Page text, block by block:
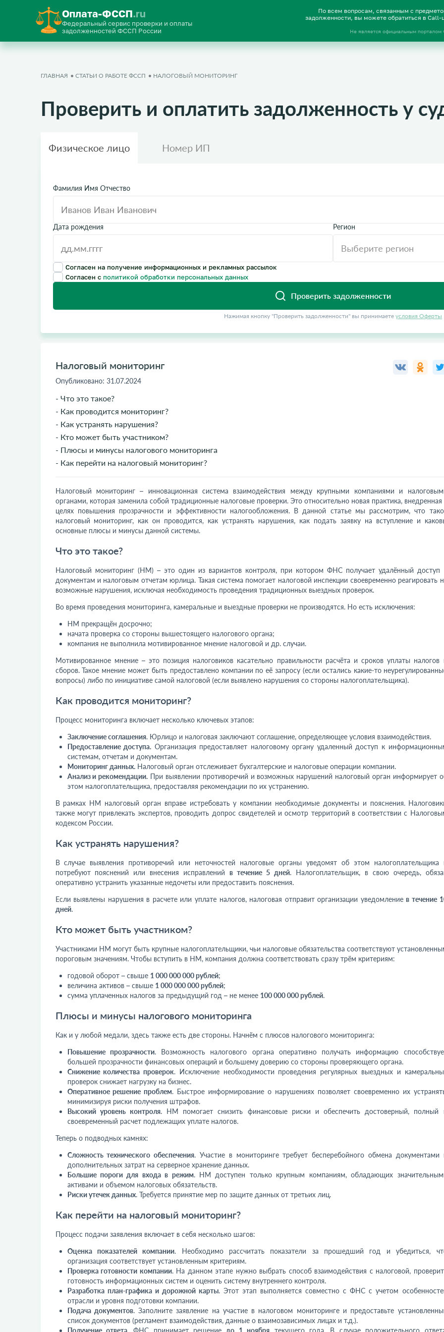
Оплата-ФССП.ru
Федеральный сервис проверки и оплаты
задолженностей ФССП России
По всем вопросам, связанным с
задолженности, вы можете обратиться в
Не является официальным
ГЛАВНАЯ СТАТЬИ О РАБОТЕ ФССП НАЛОГОВЫЙ МОНИТОРИНГ
Проверить и оплатить задолженность у
Физическое лицо Номер ИП
Фамилия Имя Отчество
Дата рождения Регион
Согласен на получение информационных и рекламных рассылок
Согласен с политикой обработки персональных данных
Проверить задолженности
Нажимая кнопку "Проверить задолженности" вы принимаете условия Оферты
Налоговый мониторинг
Опубликовано: 31.07.2024
- Что это такое?
- Как проводится мониторинг?
- Как устранять нарушения?
- Кто может быть участником?
- Плюсы и минусы налогового мониторинга
- Как перейти на налоговый мониторинг?
Налоговый мониторинг – инновационная система взаимодействия между крупными компаниями и
органами, которая заменила собой традиционные налоговые проверки. Это относительно новая практика, внедренная
целях повышения прозрачности и эффективности налогообложения. В данной статье мы рассмотрим, что
налоговый мониторинг, как он проводится, как устранять нарушения, как подать заявку на вступление и
основные плюсы и минусы данной системы.
Что это такое?
Налоговый мониторинг (НМ) – это один из вариантов контроля, при котором ФНС получает удалённый доступ
документам и налоговым отчетам юрлица. Такая система помогает налоговой инспекции своевременно реагировать
возможные нарушения, исключая необходимость проведения традиционных выездных проверок.
Во время проведения мониторинга, камеральные и выездные проверки не производятся. Но есть исключения:
НМ прекращён досрочно;
начата проверка со стороны вышестоящего налогового органа;
компания не выполнила мотивированное мнение налоговой и др. случаи.
Мотивированное мнение – это позиция налоговиков касательно правильности расчёта и сроков уплаты налогов
сборов. Такое мнение может быть предоставлено компании по её запросу (если остались какие-то
вопросы) либо по инициативе самой налоговой (если выявлено нарушения со стороны налогоплательщика).
Как проводится мониторинг?
Процесс мониторинга включает несколько ключевых этапов:
Заключение соглашения. Юрлицо и налоговая заключают соглашение, определяющее условия взаимодействия.
Предоставление доступа. Организация предоставляет налоговому органу удаленный доступ к
системам, отчетам и документам.
Мониторинг данных.Налоговый орган отслеживает бухгалтерские и налоговые операции компании.
Анализ и рекомендации. При выявлении противоречий и возможных нарушений налоговый орган информирует
этом налогоплательщика, предоставляя рекомендации по их устранению.
В рамках НМ налоговый орган вправе истребовать у компании необходимые документы и пояснения.
также могут привлекать экспертов, проводить допрос свидетелей и осмотр территорий в соответствии с
кодексом России.
Как устранять нарушения?
В случае выявления противоречий или неточностей налоговые органы уведомят об этом налогоплательщика
потребуют пояснений или внесения исправленийв течение 5 дней. Налогоплательщик, в свою очередь,
оперативно устранить указанные недочеты или предоставить пояснения.
Если выявлены нарушения в расчете или уплате налогов, налоговая отправит организации уведомлениев течение
дней.
Кто может быть участником?
Участниками НМ могут быть крупные налогоплательщики, чьи налоговые обязательства соответствуют
пороговым значениям. Чтобы вступить в НМ, компания должна соответствовать сразу трём критериям:
годовой оборот – свыше 1 000 000 000 рублей;
величина активов – свыше 1 000 000 000 рублей;
сумма уплаченных налогов за предыдущий год – не менее 100 000 000 рублей.
Плюсы и минусы налогового мониторинга
Как и у любой медали, здесь также есть две стороны. Начнём с плюсов налогового мониторинга:
Повышение прозрачности. Возможность налогового органа оперативно получать информацию
большей прозрачности финансовых операций и большему доверию со стороны проверяющего органа.
Снижение количества проверок. Исключение необходимости проведения регулярных выездных и
проверок снижает нагрузку на бизнес.
Оперативное решение проблем. Быстрое информирование о нарушениях позволяет своевременно их
минимизируя риски получения штрафов.
Высокий уровень контроля. НМ помогает снизить финансовые риски и обеспечить достоверный, полный
своевременный расчет подлежащих уплате налогов.
Теперь о подводных камнях:
Сложность технического обеспечения. Участие в мониторинге требует бесперебойного обмена документами
дополнительных затрат на серверное хранение данных.
Большие пороги для входа в режим. НМ доступен только крупным компаниям, обладающих
активами и объемом налоговых обязательств.
Риски утечек данных. Требуется принятие мер по защите данных от третьих лиц.
Как перейти на налоговый мониторинг?
Процесс подачи заявления включает в себя несколько шагов:
Оценка показателей компании. Необходимо рассчитать показатели за прошедший год и убедиться,
организация соответствует установленным критериям.
Проверка готовности компании. На данном этапе нужно выбрать способ взаимодействия с налоговой,
готовность информационных систем и оценить систему внутреннего контроля.
Разработка план-графика и дорожной карты. Этот этап выполняется совместно с ФНС с учетом
отрасли и уровня подготовки компании.
Подача документов. Заполните заявление на участие в налоговом мониторинге и предоставьте
список документов (регламент взаимодействия, данные о взаимозависимых лицах и т.д.).
Получение ответа.
ФНС принимает решение до 1 ноября текущего года. В случае положительного